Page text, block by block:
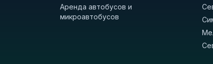
Аренда автобусов и
микроавтобусов